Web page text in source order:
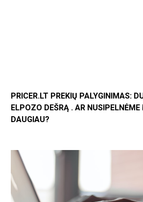
PRICER.LT PREKIŲ PALYGINIMAS:
ELPOZO DEŠRĄ . AR NUSIPELNĖME
DAUGIAU?